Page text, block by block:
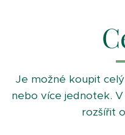
Je možné koupit
nebo více jednotek.
rozšířit